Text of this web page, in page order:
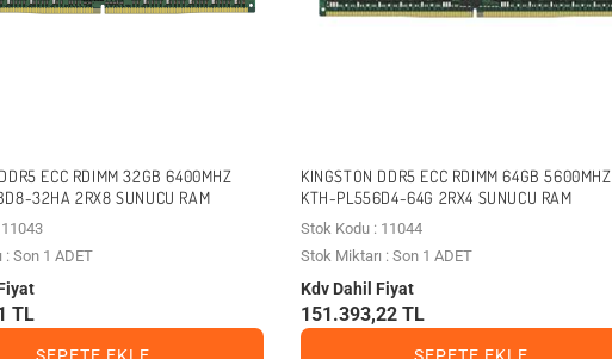
ECC RDIMM 32GB 6400MHZ
32HA 2RX8 SUNUCU RAM
: Son 1 ADET
TL
KINGSTON DDR5 ECC RDIMM 64GB 5600MHZ
KTH-PL556D4-64G 2RX4 SUNUCU RAM
Stok Kodu : 11044
Stok Miktarı : Son 1 ADET
Kdv Dahil Fiyat
151.393,22 TL